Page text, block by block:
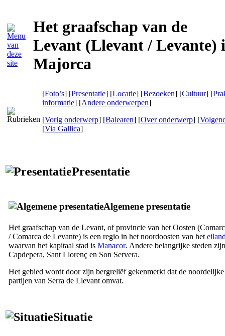
Het graafschap van de
Levant (Llevant / Levante)
Majorca
[Foto’s] [Presentatie] [Locatie] [Bezoeken] [Cultuur] [
informatie] [Andere onderwerpen]
[Vorig onderwerp] [Balearen] [Over onderwerp] [
[Via Gallica]
Presentatie
Algemene presentatie
Het graafschap van de Levant, of provincie van het Oosten (
/Comarca de Levante) is een regio in het noordoosten van het
waarvan het kapitaal stad is Manacor. Andere belangrijke steden
Capdepera, Sant Llorenç en Son Servera.
Het gebied wordt door zijn bergreliëf gekenmerkt dat de noordelijke
partijen van Serra de Llevant omvat.
Situatie